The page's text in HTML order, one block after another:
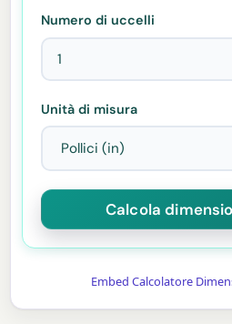
Numero di uccelli
Unità di misura
Embed Calcolatore